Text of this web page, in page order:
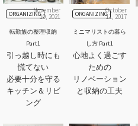
ORGANIZINGNovember
10, 2021
転勤族の整理収納
Part1
引っ越し時にも
慌てない
必要十分を守る
キッチン＆リビ
ング
ORGANIZINGOctober
11, 2017
ミニマリストの暮ら
し方 Part1
心地よく過ごす
ための
リノベーション
と収納の工夫